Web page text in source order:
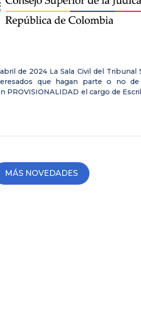
de 2024 La Sala Civil del Tribunal
que hagan parte o no
PROVISIONALIDAD el cargo de
MÁS NOVEDADES